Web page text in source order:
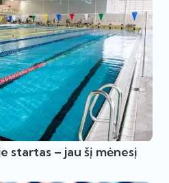
startas – jau šį mėnesį